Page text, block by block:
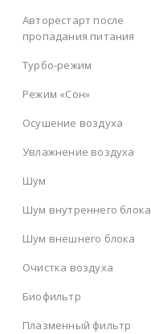
Авторестарт после
пропадания питания
Турбо-режим
Режим «Сон»
Осушение воздуха
Увлажнение воздуха
Шум
Шум внутреннего блока
Шум внешнего блока
Очистка воздуха
Биофильтр
Плазменный фильтр